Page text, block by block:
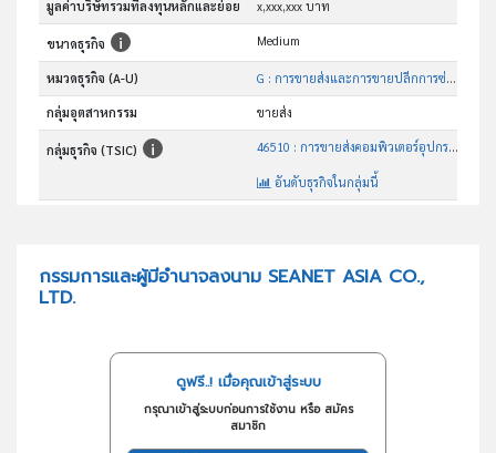
มูลค่าบริษัทรวมที่ลงทุนหลักและย่อย x,xxx,xxx บาท
ขนาดธุรกิจ Medium
หมวดธุรกิจ (A-U) G : การขายส่งและการขายปลีกการซ่อมยานยนต์และ จักรยานยนต์
กลุ่มอุตสาหกรรม ขายส่ง
กลุ่มธุรกิจ (TSIC) 46510 : การขายส่งคอมพิวเตอร์อุปกรณ์ต่อพ่วงคอมพิวเตอร์และซอฟต์แวร์
อันดับธุรกิจในกลุ่มนี้
กรรมการและผู้มีอำนาจลงนาม SEANET ASIA CO.,
LTD.
ดูฟรี..! เมื่อคุณเข้าสู่ระบบ
กรุณาเข้าสู่ระบบก่อนการใช้งาน หรือ สมัคร
สมาชิก